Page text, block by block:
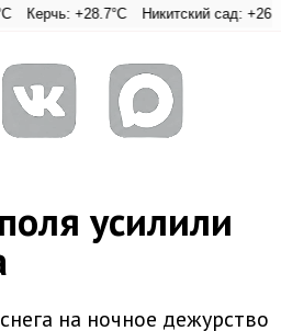
Казачья бухта: +26.1°C
+28.7°C Никитский сад: +26.4°C
усилили
на ночное дежурство